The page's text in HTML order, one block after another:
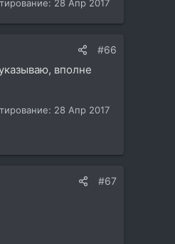
28 Апр 2017
#66
вполне
28 Апр 2017
#67